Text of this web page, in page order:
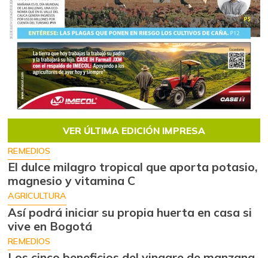
VER ÚLTIMA EDICIÓN IMPRESA
REMEDIOS
El dulce milagro tropical que aporta potasio,
magnesio y vitamina C
AGRICULTURA
Así podrá iniciar su propia huerta en casa si
vive en Bogotá
REMEDIOS